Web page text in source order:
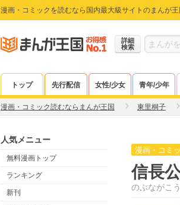
漫画・コミックを読むなら国内最大級サイトのまんが王
詳細
検索
トップ 先行配信 女性/少女 青年/少年
漫画・コミック読むならまんが王国 東里桐子
人気メニュー
無料漫画トップ
ランキング
新刊
漫画・コミ
信長
のぶながこ